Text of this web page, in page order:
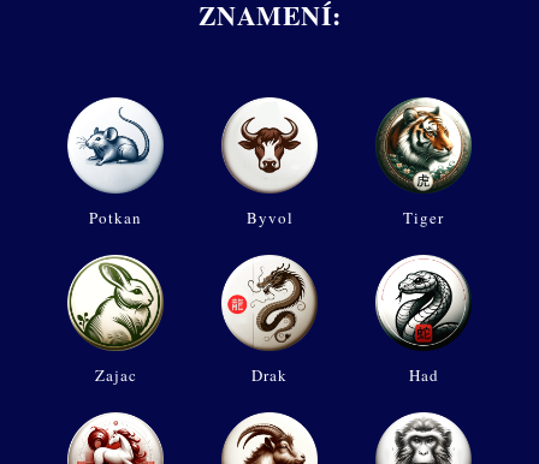
ZNAMENÍ:
Potkan Byvol Tiger
Zajac Drak Had